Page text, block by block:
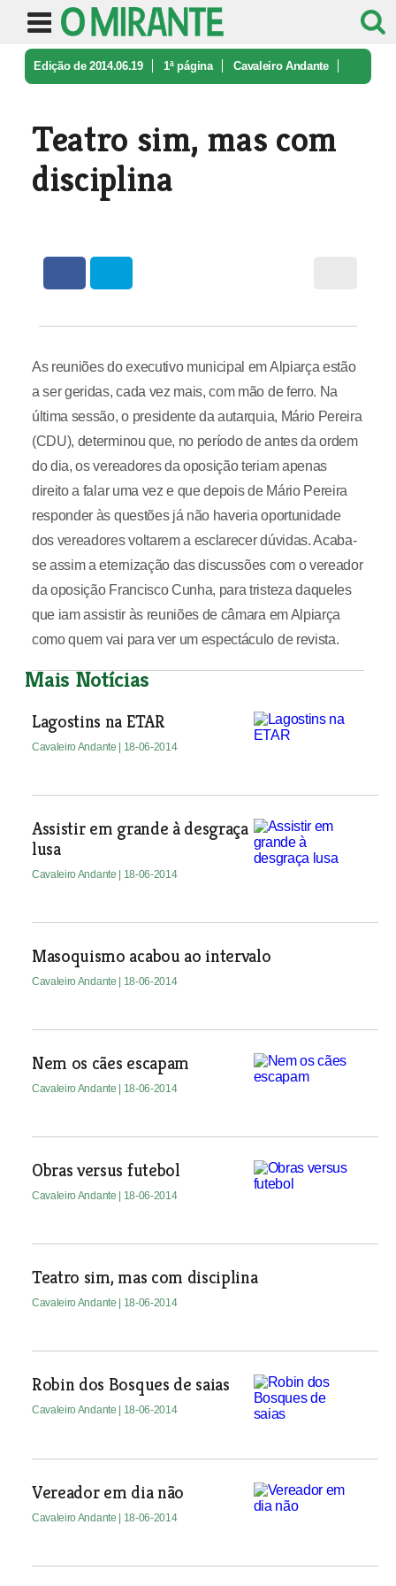
Edição de 2014.06.19 1ª página Cavaleiro Andante
Teatro sim, mas com
disciplina
As reuniões do executivo municipal em Alpiarça estão
a ser geridas, cada vez mais, com mão de ferro. Na
última sessão, o presidente da autarquia, Mário Pereira
(CDU), determinou que, no período de antes da ordem
do dia, os vereadores da oposição teriam apenas
direito a falar uma vez e que depois de Mário Pereira
responder às questões já não haveria oportunidade
dos vereadores voltarem a esclarecer dúvidas. Acaba-
se assim a eternização das discussões com o vereador
da oposição Francisco Cunha, para tristeza daqueles
que iam assistir às reuniões de câmara em Alpiarça
como quem vai para ver um espectáculo de revista.
Mais Notícias
Lagostins na ETAR
Cavaleiro Andante | 18-06-2014
Assistir em grande à desgraça
lusa
Cavaleiro Andante | 18-06-2014
Masoquismo acabou ao intervalo
Cavaleiro Andante | 18-06-2014
Nem os cães escapam
Cavaleiro Andante | 18-06-2014
Obras versus futebol
Cavaleiro Andante | 18-06-2014
Teatro sim, mas com disciplina
Cavaleiro Andante | 18-06-2014
Robin dos Bosques de saias
Cavaleiro Andante | 18-06-2014
Vereador em dia não
Cavaleiro Andante | 18-06-2014